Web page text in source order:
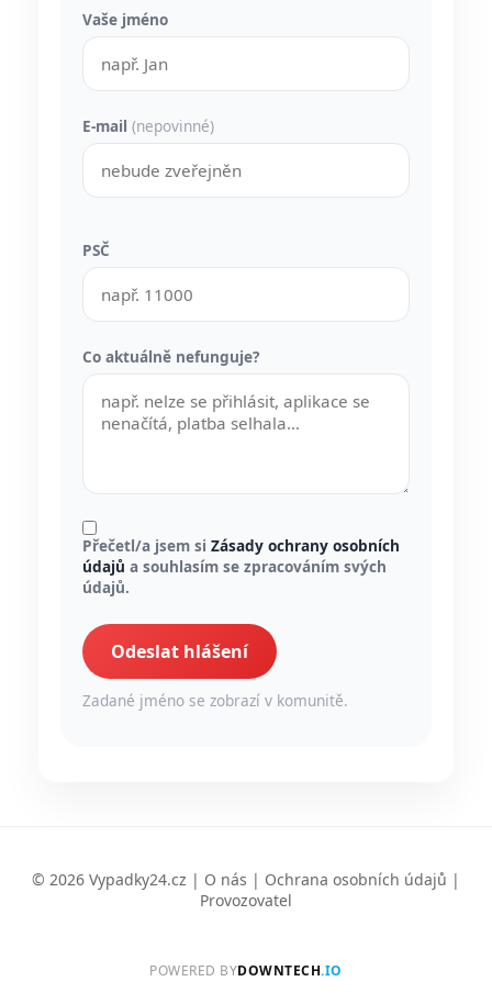
Vaše jméno
E-mail (nepovinné)
PSČ
Co aktuálně nefunguje?
Přečetl/a jsem si Zásady ochrany osobních
údajů a souhlasím se zpracováním svých
údajů.
Odeslat hlášení
Zadané jméno se zobrazí v komunitě.
© 2026 Vypadky24.cz | O nás | Ochrana osobních údajů |
Provozovatel
POWERED BYDOWNTECH.IO